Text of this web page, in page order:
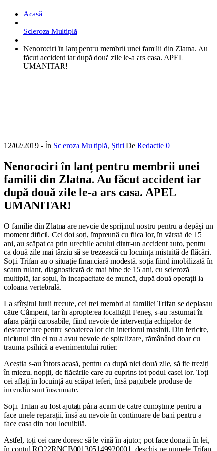
Acasă
Scleroza Multiplă
Nenorociri în lanț pentru membrii unei familii din Zlatna. Au
făcut accident iar după două zile le-a ars casa. APEL
UMANITAR!
12/02/2019 - În Scleroza Multiplă‚ Știri De Redactie 0
Nenorociri în lanț pentru membrii unei
familii din Zlatna. Au făcut accident iar
după două zile le-a ars casa. APEL
UMANITAR!
O familie din Zlatna are nevoie de sprijinul nostru pentru a depăși un
moment dificil. Cei doi soți, împreună cu fiica lor, în vârstă de 15
ani, au scăpat ca prin urechile acului dintr-un accident auto, pentru
ca două zile mai târziu să se trezească cu locuința mistuită de flăcări.
Soții Trifan au o situație financiară modestă, soția fiind imobilizată în
scaun rulant, diagnosticată de mai bine de 15 ani, cu scleroză
multiplă, iar soțul, în incapacitate de muncă, după două operații la
coloana vertebrală.
La sfîrșitul lunii trecute, cei trei membri ai familiei Trifan se deplasau
către Câmpeni, iar în apropierea localității Feneș, s-au rasturnat în
afara părții carosabile, fiind nevoie de intervenția echipelor de
descarcerare pentru scoaterea lor din interiorul mașinii. Din fericire,
niciunul din ei nu a avut nevoie de spitalizare, rămânând doar cu
trauma psihică a evenimentului rutier.
Aceștia s-au întors acasă, pentru ca după nici două zile, să fie treziți
în miezul nopții, de flăcările care au cuprins tot podul casei lor. Toți
cei aflați în locuință au scăpat teferi, însă pagubele produse de
incendiu sunt însemnate.
Soții Trifan au fost ajutați până acum de către cunoștințe pentru a
face unele reparații, însă au nevoie în continuare de bani pentru a
face casa din nou locuibilă.
Astfel, toți cei care doresc să le vină în ajutor, pot face donații în lei,
în contul RO22RNCB001305149920001, deschis pe numele Trifan